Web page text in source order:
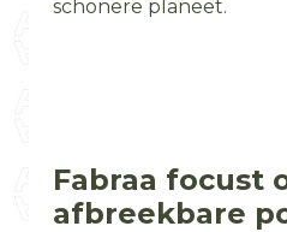
schonere planeet.
Fabraa focust
afbreekbare